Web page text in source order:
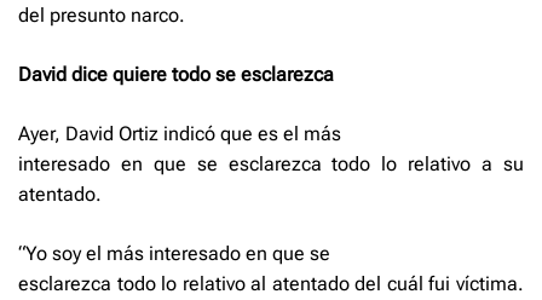
del presunto narco.
David dice quiere todo se esclarezca
Ayer, David Ortiz indicó que es el más
interesado en que se esclarezca todo lo relativo a su
atentado.
“Yo soy el más interesado en que se
esclarezca todo lo relativo al atentado del cuál fui víctima.